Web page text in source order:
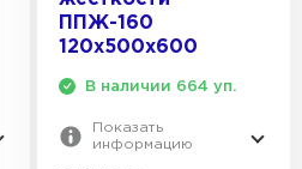
ППЖ-160
120х500х600
В наличии 664 уп.
Показать
информацию